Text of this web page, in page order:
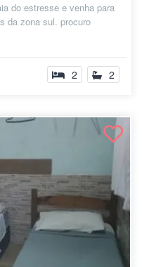
do estresse e venha para
da zona sul. procuro
2 2